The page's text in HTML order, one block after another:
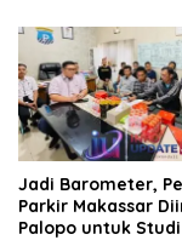
Jadi Barometer,
Parkir Makassar
Palopo untuk